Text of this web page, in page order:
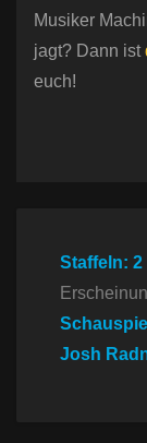
Musiker
jagt? Dann ist
euch!
Staffeln: 2
Josh